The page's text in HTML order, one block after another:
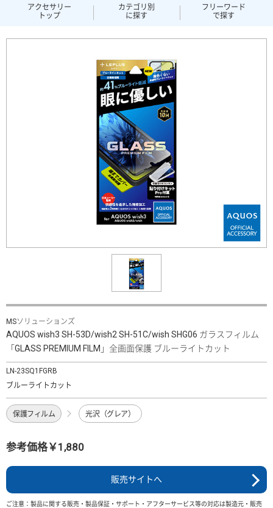
アクセサリー
トップ
カテゴリ別
に探す
フリーワード
で探す
MSソリューションズ
AQUOS wish3 SH-53D/wish2 SH-51C/wish SHG06 ガラスフィルム
「GLASS PREMIUM FILM」全画面保護 ブルーライトカット
LN-23SQ1FGRB
ブルーライトカット
保護フィルム 光沢（グレア）
参考価格￥1,880
販売サイトへ
ご注意：製品に関する販売・製品保証・サポート・アフターサービス等の対応は製造元・販売